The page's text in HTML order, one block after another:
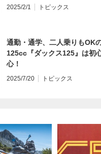
2025/2/1 トピックス
通勤・通学、二人乗りもOK
125cc『ダックス125』は初
心！
2025/7/20 トピックス